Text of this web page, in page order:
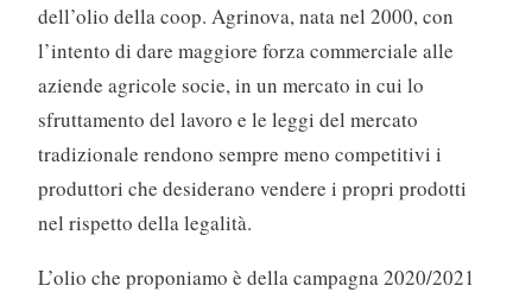
dell’olio della coop. Agrinova, nata nel 2000, con
l’intento di dare maggiore forza commerciale alle
aziende agricole socie, in un mercato in cui lo
sfruttamento del lavoro e le leggi del mercato
tradizionale rendono sempre meno competitivi i
produttori che desiderano vendere i propri prodotti
nel rispetto della legalità.
L’olio che proponiamo è della campagna 2020/2021